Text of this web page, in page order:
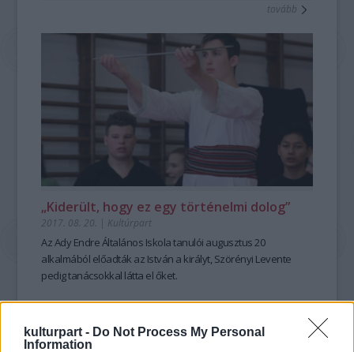
kulturpart - Do Not Process My Personal
Information
tovább
„Kiderült, hogy ez egy történelmi dolog”
2017. 08. 20. | Kultúrpart
Az Ady Endre Általános Iskola tanulói augusztus 20
alkalmából előadták az István a királyt, Szörényi Levente
pedig tanácsokkal látta el őket.